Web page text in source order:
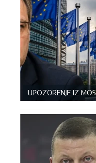
UPOZORENJE IZ